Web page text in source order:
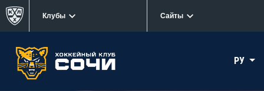
Клубы Сайты
РУ